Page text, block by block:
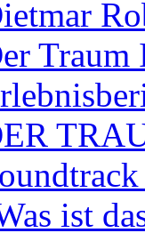
Traum
ist